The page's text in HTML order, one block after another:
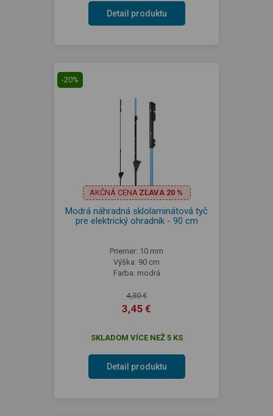
Detail produktu
-20%
AKČNÁ CENA ZĽAVA 20 %
Modrá náhradná sklolaminátová tyč
pre elektrický ohradník - 90 cm
Priemer: 10 mm
Výška: 90 cm
Farba: modrá
4,30 €
3,45 €
SKLADOM VÍCE NEŽ 5 KS
Detail produktu